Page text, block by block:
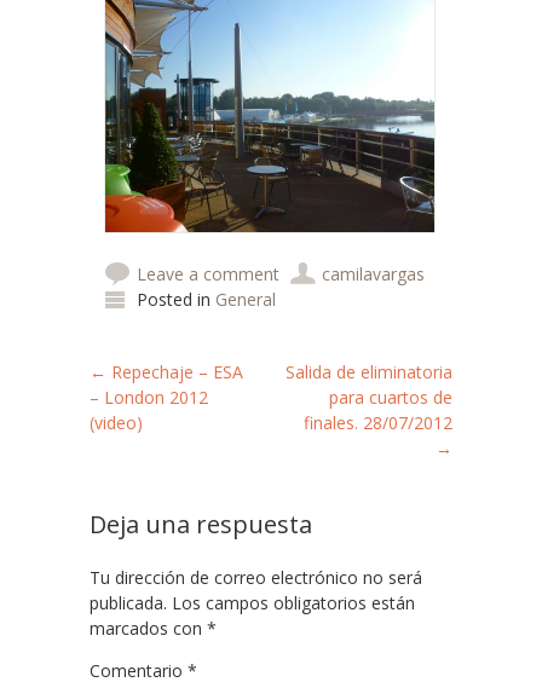
Leave a comment
camilavargas
Posted in General
Post navigation
← Repechaje – ESA
– London 2012
(video)
Salida de eliminatoria
para cuartos de
finales. 28/07/2012
→
Deja una respuesta
Tu dirección de correo electrónico no será
publicada. Los campos obligatorios están
marcados con *
Comentario *